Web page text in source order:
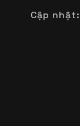
Cập nhật: